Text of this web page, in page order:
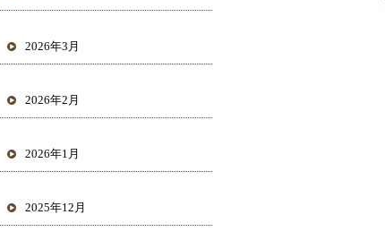
2026年3月
2026年2月
2026年1月
2025年12月